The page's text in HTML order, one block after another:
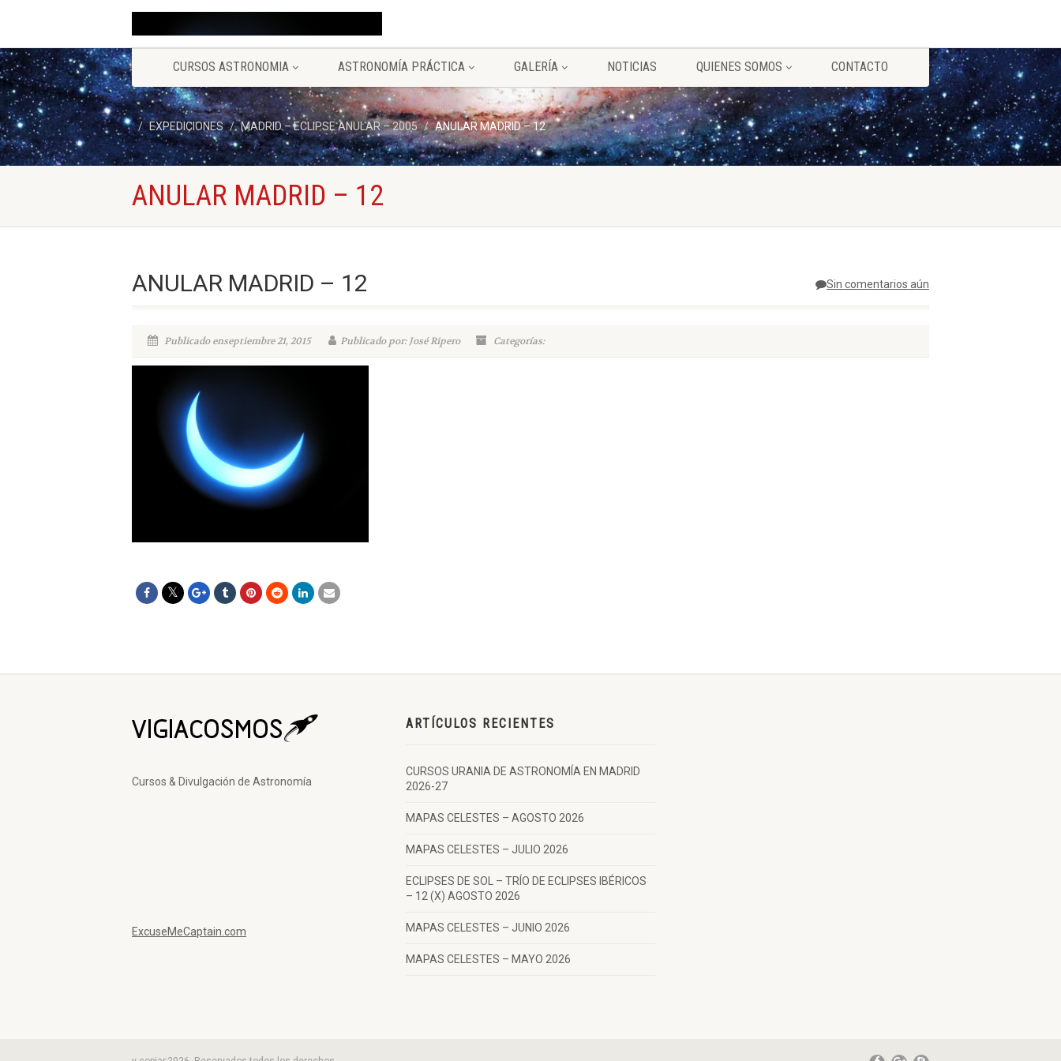
CURSOS ASTRONOMIA ASTRONOMÍA PRÁCTICA GALERÍA NOTICIAS QUIENES SOMOS CONTACTO
EXPEDICIONES MADRID – ECLIPSE ANULAR – 2005 ANULAR MADRID – 12
ANULAR MADRID – 12
Sin comentarios aún
ANULAR MADRID – 12
Publicado enseptiembre 21, 2015 Publicado por: José Ripero Categorías:
Cursos & Divulgación de Astronomía
ExcuseMeCaptain.com
ARTÍCULOS RECIENTES
CURSOS URANIA DE ASTRONOMÍA EN MADRID
2026-27
MAPAS CELESTES – AGOSTO 2026
MAPAS CELESTES – JULIO 2026
ECLIPSES DE SOL – TRÍO DE ECLIPSES IBÉRICOS
– 12 (X) AGOSTO 2026
MAPAS CELESTES – JUNIO 2026
MAPAS CELESTES – MAYO 2026